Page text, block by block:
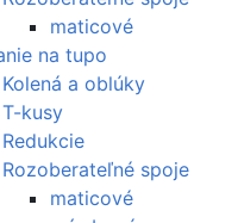
maticové
na tupo
Kolená a oblúky
T-kusy
Redukcie
Rozoberateľné spoje
maticové